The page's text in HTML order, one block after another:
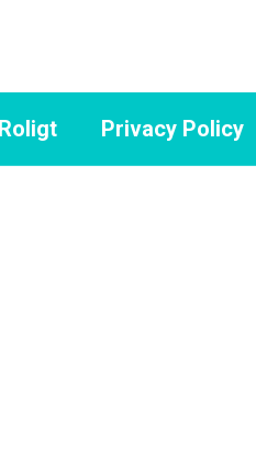
Roligt Privacy Policy